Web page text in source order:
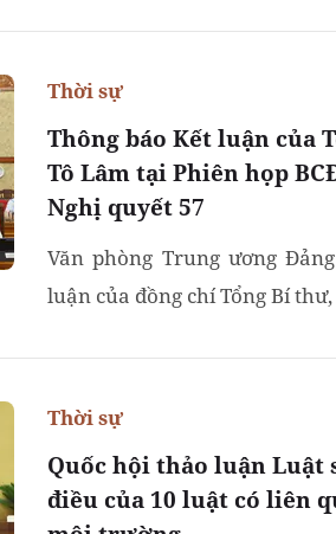
Thông báo Kết luận của
Tô Lâm tại Phiên họp
Nghị quyết 57
Thời sự
Văn phòng Trung ương
luận của đồng chí Tổng Bí
Quốc hội thảo luận Luật
điều của 10 luật có liên
Thời sự